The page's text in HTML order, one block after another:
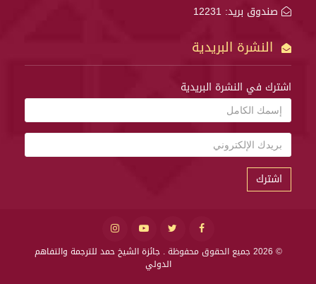
صندوق بريد: 12231
النشرة البريدية
اشترك في النشرة البريدية
اشترك
© 2026 جميع الحقوق محفوظة .
جائزة الشيخ حمد للترجمة والتفاهم
الدولي